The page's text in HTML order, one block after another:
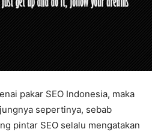
pakar SEO Indonesia, maka
sepertinya, sebab
pintar SEO selalu mengatakan